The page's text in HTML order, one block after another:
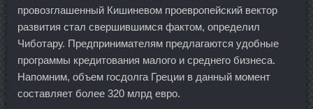
провозглашенный Кишиневом проевропейский вектор
развития стал свершившимся фактом, определил
Чиботару. Предпринимателям предлагаются удобные
программы кредитования малого и среднего бизнеса.
Напомним, объем госдолга Греции в данный момент
составляет более 320 млрд евро.